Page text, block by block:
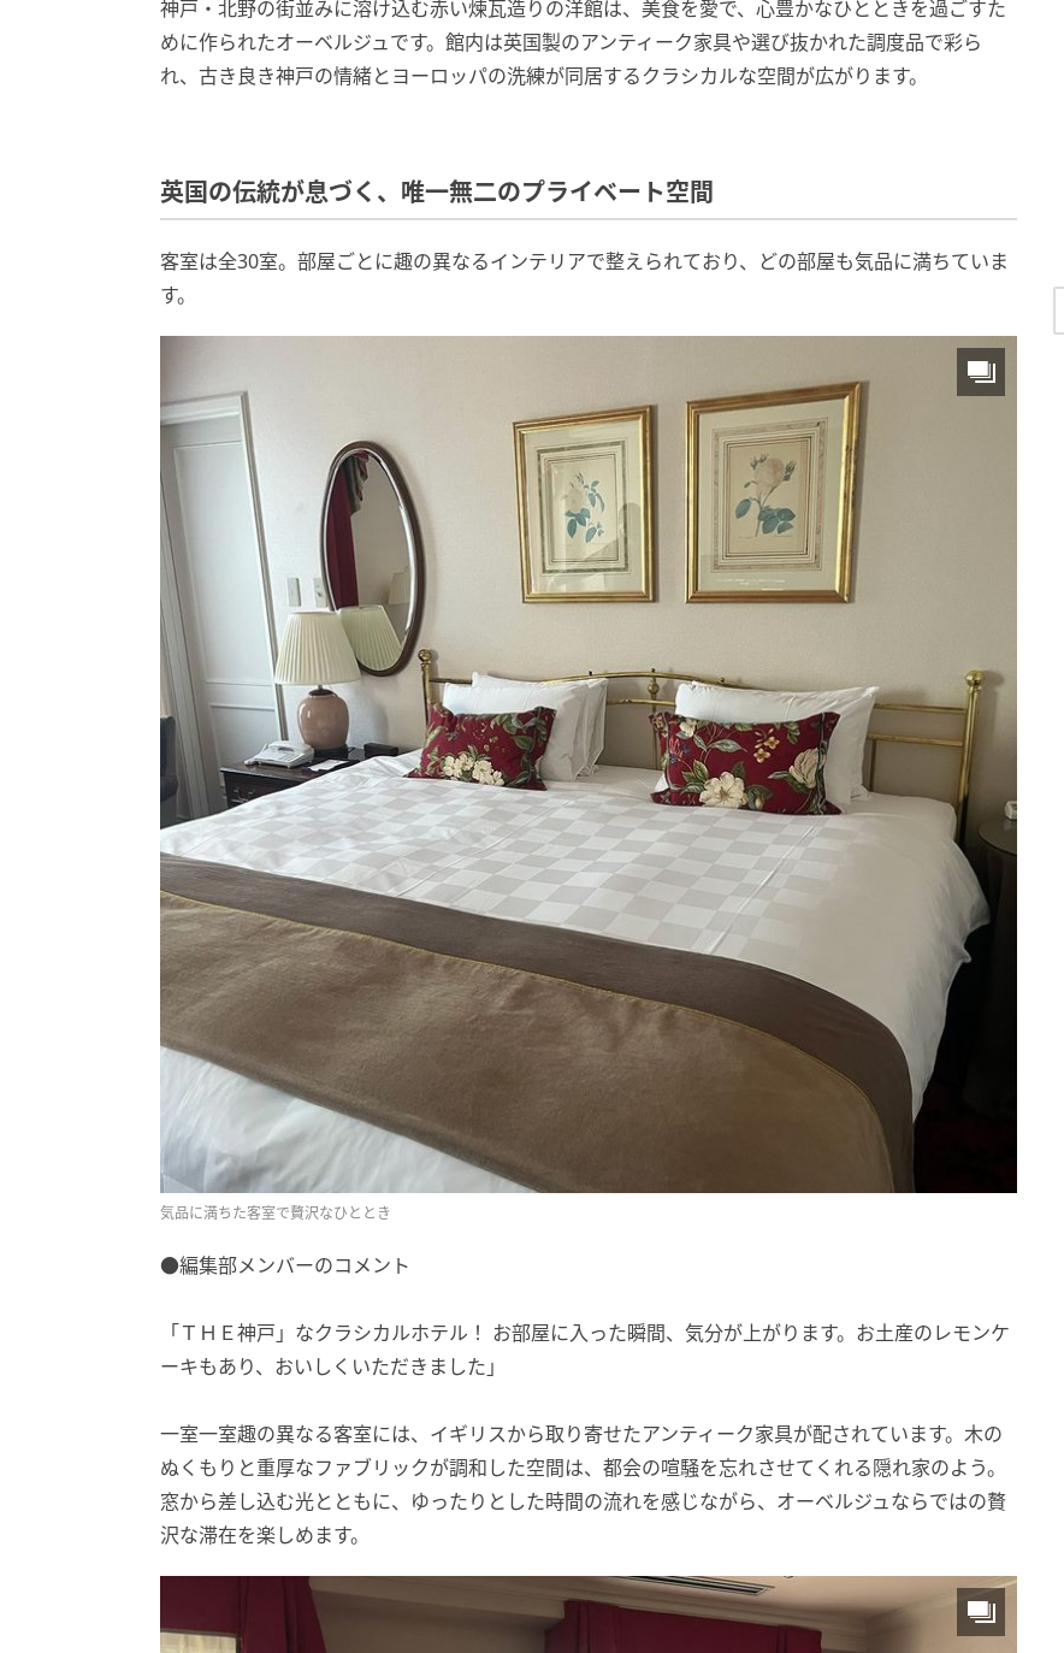
神戸・北野の街並みに溶け込む赤い煉瓦造りの洋館は、美食を愛で、心豊かなひとときを過ごすた
めに作られたオーベルジュです。館内は英国製のアンティーク家具や選び抜かれた調度品で彩ら
れ、古き良き神戸の情緒とヨーロッパの洗練が同居するクラシカルな空間が広がります。
英国の伝統が息づく、唯一無二のプライベート空間
客室は全30室。部屋ごとに趣の異なるインテリアで整えられており、どの部屋も気品に満ちていま
す。
気品に満ちた客室で贅沢なひととき
●編集部メンバーのコメント
「ＴＨＥ神戸」なクラシカルホテル！ お部屋に入った瞬間、気分が上がります。お土産のレモンケ
ーキもあり、おいしくいただきました」
一室一室趣の異なる客室には、イギリスから取り寄せたアンティーク家具が配されています。木の
ぬくもりと重厚なファブリックが調和した空間は、都会の喧騒を忘れさせてくれる隠れ家のよう。
窓から差し込む光とともに、ゆったりとした時間の流れを感じながら、オーベルジュならではの贅
沢な滞在を楽しめます。